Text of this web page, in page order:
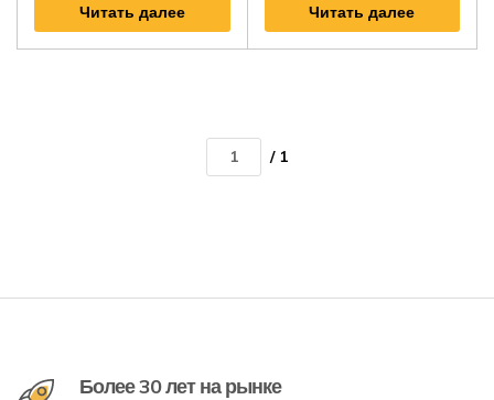
Читать далее Читать далее
/ 1
Более 30 лет на рынке